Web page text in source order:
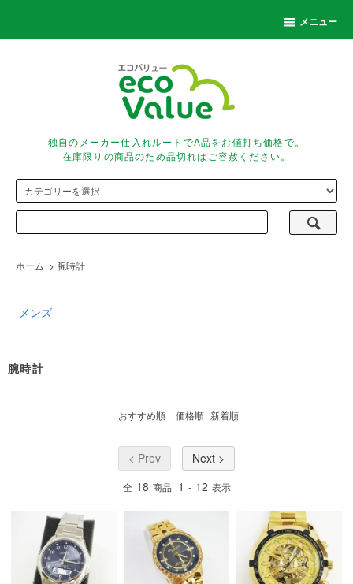
メニュー
独自のメーカー仕入れルートでA品をお値打ち価格で。
在庫限りの商品のため品切れはご容赦ください。
ホーム > 腕時計
メンズ
腕時計
おすすめ順 価格順 新着順
< Prev Next >
全 18 商品 1 - 12 表示